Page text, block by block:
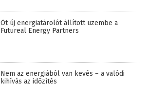
Öt új energiatárolót állított üzembe a
Futureal Energy Partners
Nem az energiából van kevés – a valódi
kihívás az időzítés